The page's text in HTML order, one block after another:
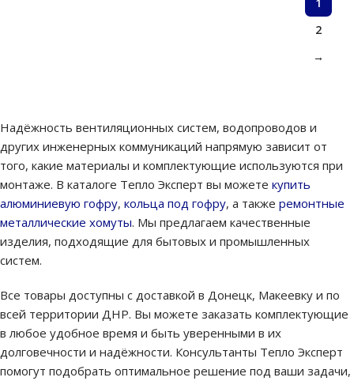
2
→
Надёжность вентиляционных систем, водопроводов и
других инженерных коммуникаций напрямую зависит от
того, какие материалы и комплектующие используются при
монтаже. В каталоге Тепло Эксперт вы можете купить
алюминиевую гофру, кольца под гофру, а также ремонтные
металлические хомуты. Мы предлагаем качественные
изделия, подходящие для бытовых и промышленных
систем.
Все товары доступны с доставкой в Донецк, Макеевку и по
всей территории ДНР. Вы можете заказать комплектующие
в любое удобное время и быть уверенными в их
долговечности и надёжности. Консультанты Тепло Эксперт
помогут подобрать оптимальное решение под ваши задачи,